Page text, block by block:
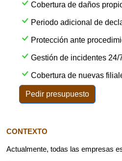
Cobertura de daños
Periodo adicional de
Protección ante
Gestión de incidentes
Cobertura de nuevas
Pedir presupuesto
CONTEXTO
Actualmente, todas las empresas